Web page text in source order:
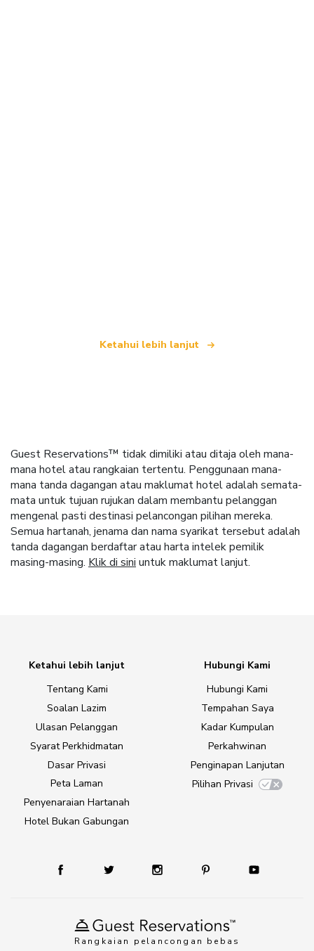
Ketahui lebih lanjut
Guest Reservations™ tidak dimiliki atau ditaja oleh mana-
mana hotel atau rangkaian tertentu. Penggunaan mana-
mana tanda dagangan atau maklumat hotel adalah semata-
mata untuk tujuan rujukan dalam membantu pelanggan
mengenal pasti destinasi pelancongan pilihan mereka.
Semua hartanah, jenama dan nama syarikat tersebut adalah
tanda dagangan berdaftar atau harta intelek pemilik
masing-masing. Klik di sini untuk maklumat lanjut.
Rangkaian pelancongan bebas
Ketahui lebih lanjut
Tentang Kami
Soalan Lazim
Ulasan Pelanggan
Syarat Perkhidmatan
Dasar Privasi
Peta Laman
Penyenaraian Hartanah
Hotel Bukan Gabungan
Hubungi Kami
Hubungi Kami
Tempahan Saya
Kadar Kumpulan
Perkahwinan
Penginapan Lanjutan
Pilihan Privasi